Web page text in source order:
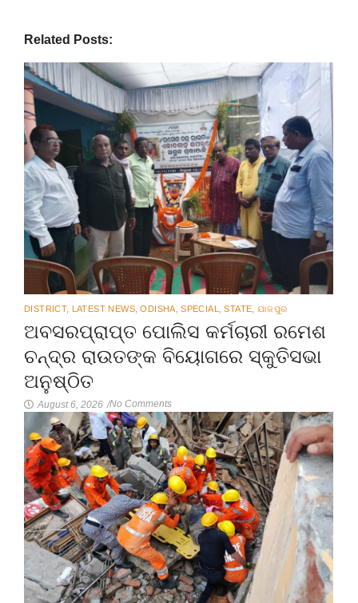
Related Posts:
DISTRICT, LATEST NEWS ODISHA SPECIAL STATE ଯାଜପୁର
ଅବସରପ୍ରାପ୍ତ ପୋଲିସ କର୍ମଚାରୀ ରମେଶ
ଚନ୍ଦ୍ର ରାଉତଙ୍କ ବିୟୋଗରେ ସ୍କୁତିସଭା
ଅନୁଷ୍ଠିତ
August 6, 2026 /No Comments